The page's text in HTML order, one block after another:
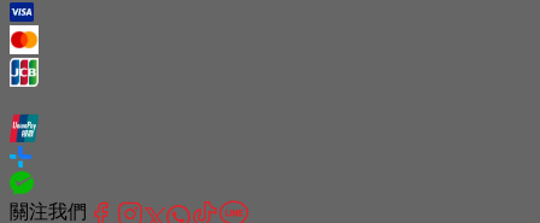
關注我們